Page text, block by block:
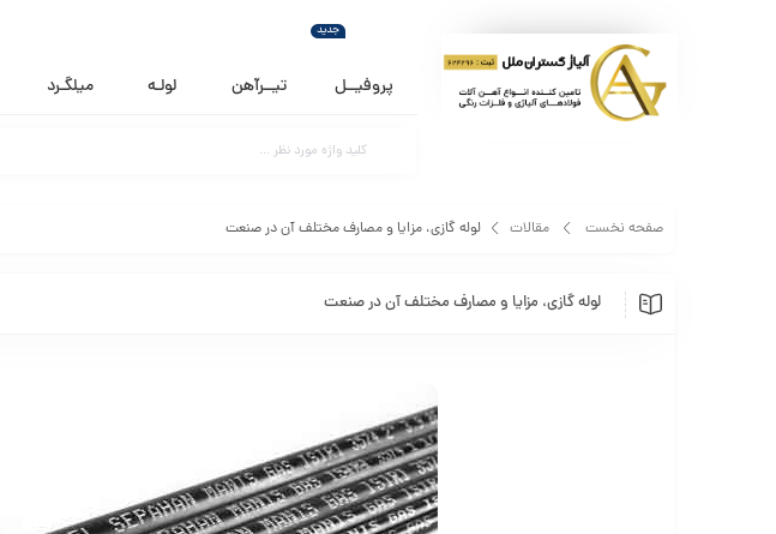
پروفیــل
جدید
تیــرآهن لولـه میلگـرد
صفحه نخست مقالات لوله گازی، مزایا و مصارف مختلف آن در صنعت
لوله گازی، مزایا و مصارف مختلف آن در صنعت